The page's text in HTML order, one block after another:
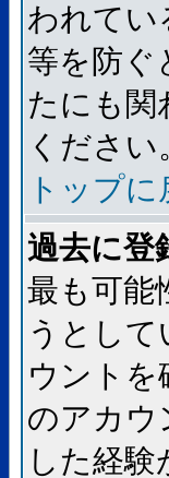
われてい
等を防ぐ
たにも関
ください
トップに
過去に登
最も可能
うとし
ウントを
のアカウ
した経